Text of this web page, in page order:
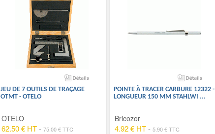
JEU DE 7 OUTILS DE TRAÇAGE
OTMT - OTELO
OTELO
62.50 € HT-75.00 € TTC
POINTE À TRACER CARBURE 12322 -
LONGUEUR 150 MM STAHLWI ...
Bricozor
4.92 € HT - 5.90 € TTC